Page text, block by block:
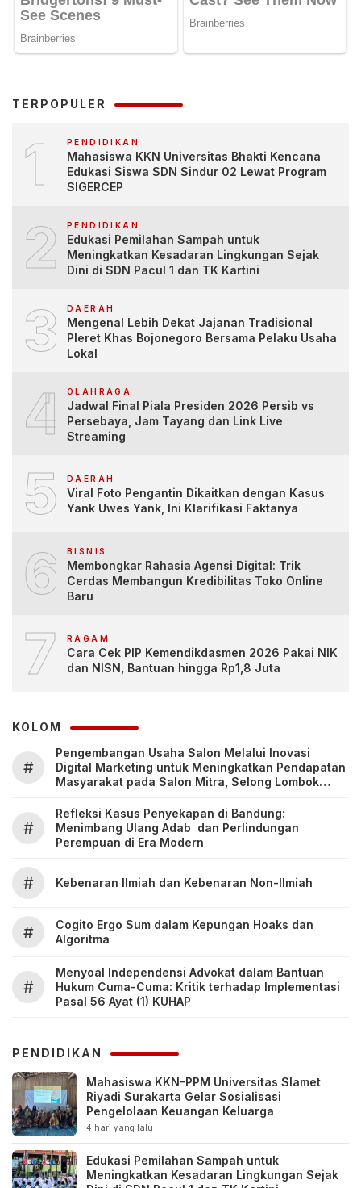
TERPOPULER
1 PENDIDIKAN
Mahasiswa KKN Universitas Bhakti Kencana
Edukasi Siswa SDN Sindur 02 Lewat Program
SIGERCEP
2 PENDIDIKAN
Edukasi Pemilahan Sampah untuk
Meningkatkan Kesadaran Lingkungan Sejak
Dini di SDN Pacul 1 dan TK Kartini
3 DAERAH
Mengenal Lebih Dekat Jajanan Tradisional
Pleret Khas Bojonegoro Bersama Pelaku Usaha
Lokal
4 OLAHRAGA
Jadwal Final Piala Presiden 2026 Persib vs
Persebaya, Jam Tayang dan Link Live
Streaming
5 DAERAH
Viral Foto Pengantin Dikaitkan dengan Kasus
Yank Uwes Yank, Ini Klarifikasi Faktanya
6 BISNIS
Membongkar Rahasia Agensi Digital: Trik
Cerdas Membangun Kredibilitas Toko Online
Baru
7 RAGAM
Cara Cek PIP Kemendikdasmen 2026 Pakai NIK
dan NISN, Bantuan hingga Rp1,8 Juta
KOLOM
#
Pengembangan Usaha Salon Melalui Inovasi
Digital Marketing untuk Meningkatkan Pendapatan
Masyarakat pada Salon Mitra, Selong Lombok
#
Refleksi Kasus Penyekapan di Bandung:
Menimbang Ulang Adab dan Perlindungan
Perempuan di Era Modern
# Kebenaran Ilmiah dan Kebenaran Non-Ilmiah
#
Cogito Ergo Sum dalam Kepungan Hoaks dan
Algoritma
#
Menyoal Independensi Advokat dalam Bantuan
Hukum Cuma-Cuma: Kritik terhadap Implementasi
Pasal 56 Ayat (1) KUHAP
PENDIDIKAN
Mahasiswa KKN-PPM Universitas Slamet
Riyadi Surakarta Gelar Sosialisasi
Pengelolaan Keuangan Keluarga
4 hari yang lalu
Edukasi Pemilahan Sampah untuk
Meningkatkan Kesadaran Lingkungan Sejak